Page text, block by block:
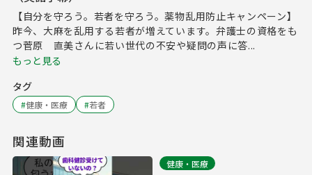
【自分を守ろう。若者を守ろう。薬物乱用防止キャンペーン】
昨今、大麻を乱用する若者が増えています。弁護士の資格をも
つ菅原 直美さんに若い世代の不安や疑問の声に答...
もっと見る
タグ
#健康・医療 #若者
関連動画
健康・医療